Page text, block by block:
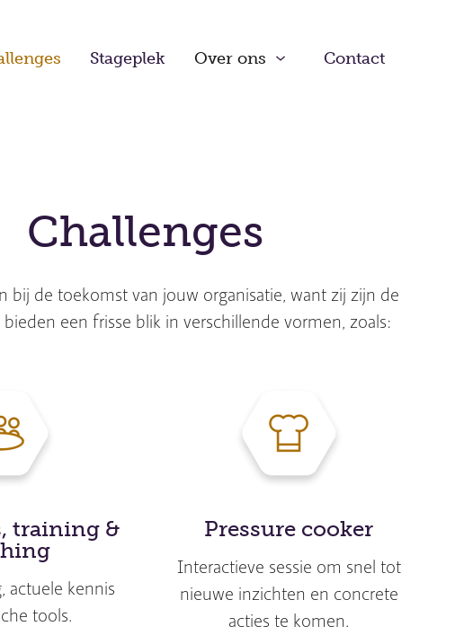
Stageplek Over ons Contact
Challenges
bij de toekomst van jouw organisatie, want zij zijn de
een frisse blik in verschillende vormen, zoals:
training &
actuele kennis
tools.
Pressure cooker
Interactieve sessie om snel tot
nieuwe inzichten en concrete
acties te komen.